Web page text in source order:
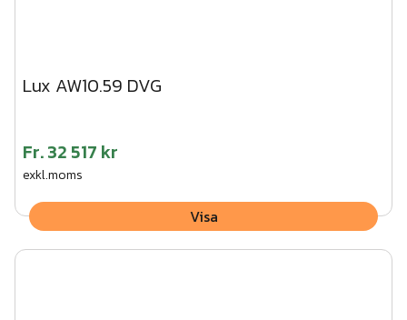
Lux AW10.59 DVG
Fr.32 517 kr
exkl.moms
Visa